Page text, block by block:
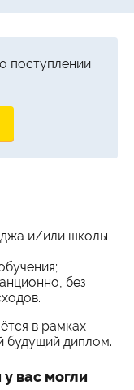
поступлении
и/или школы
без
в рамках
будущий диплом.
вас могли